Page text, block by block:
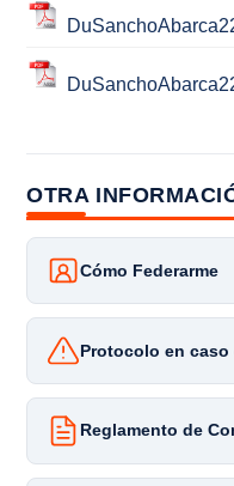
OTRA
Cómo Federarme
Protocolo en caso
Reglamento de